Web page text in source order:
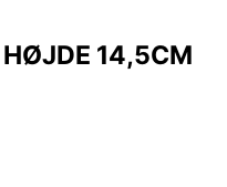
14,5CM